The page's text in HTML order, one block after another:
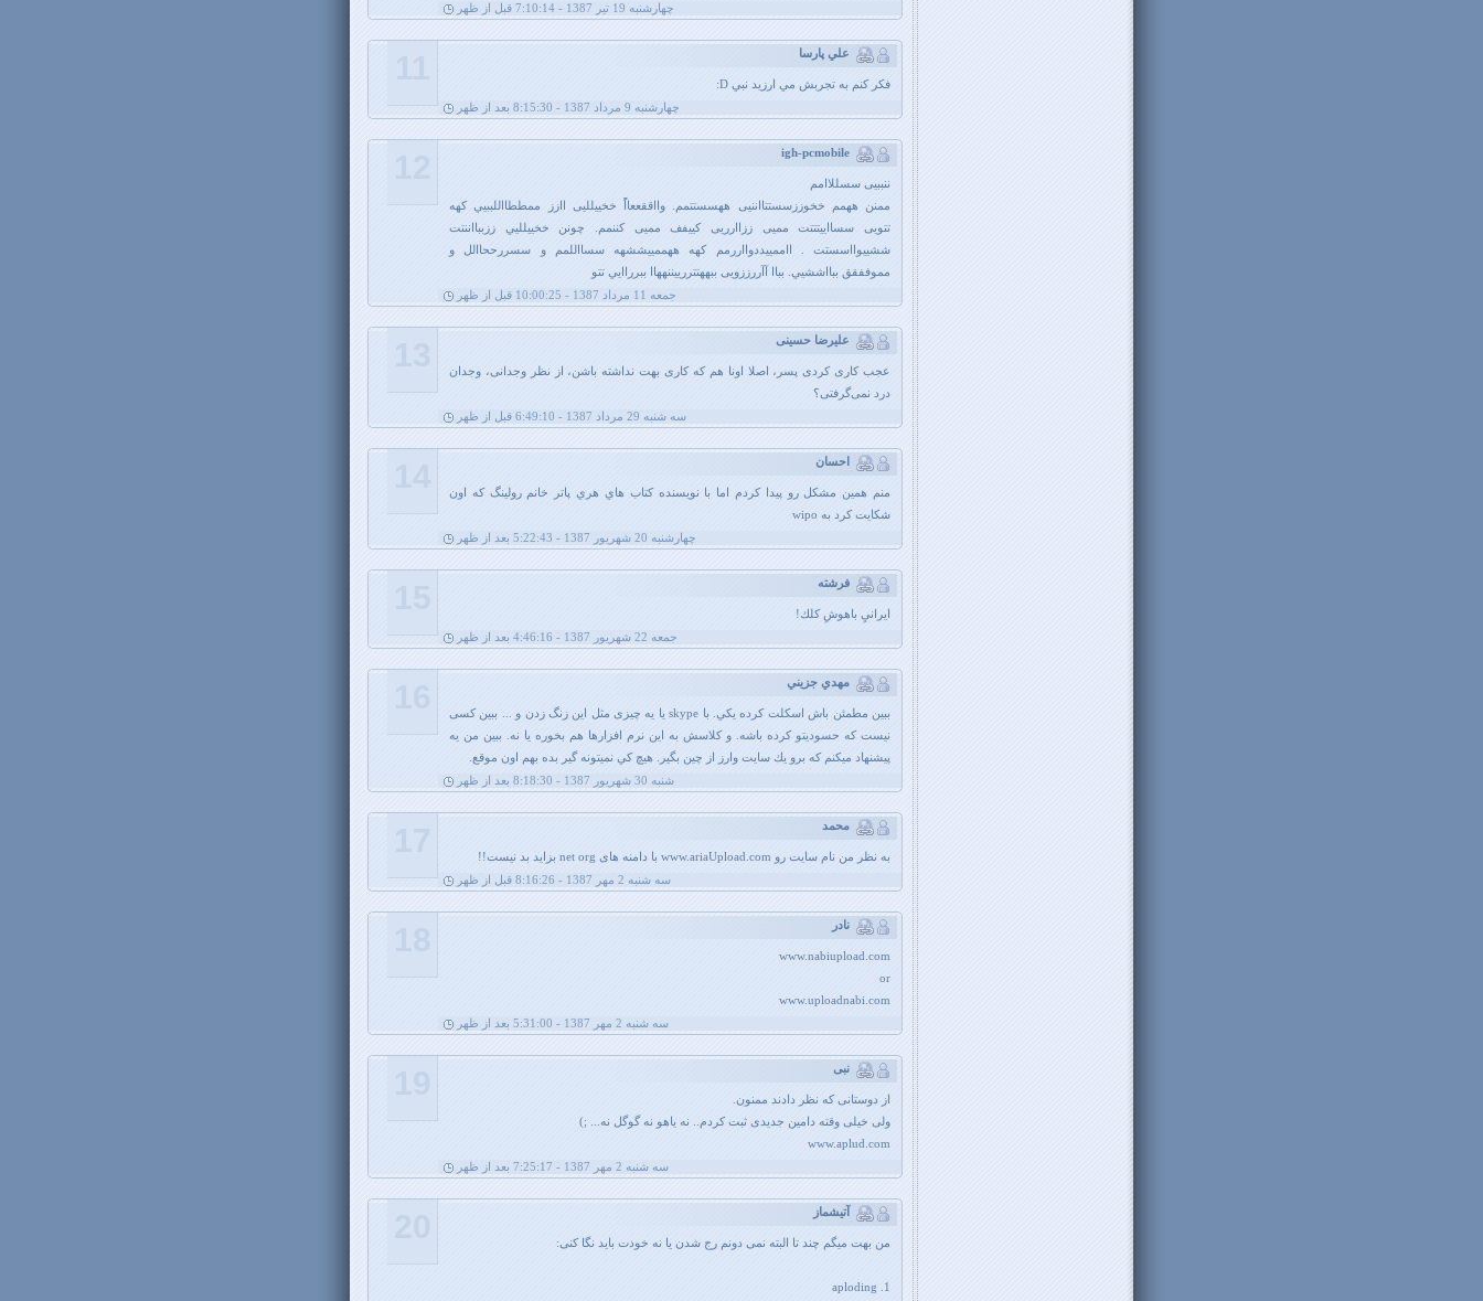
چهارشنبه 19 تیر 1387 - 7:10:14 قبل از ظهر
علي پارسا
فكر كنم به تجربش مي ارزيد نبي D:
چهارشنبه 9 مرداد 1387 - 8:15:30 بعد از ظهر
ننببيی سسللاامم
ممنن ههمم خخوززسستتااننيی ههسستتمم. وااققععااًً خخيیلليی اازز ممططااللببیي کهه
تتويی سساايیتتتت مميی ززاارريی کيیفف مميی کننمم. چونن خخيیللیي ززببااننتت
ششيیوااسستت . اامميیددوااررمم کهه ههمميیششهه سسااللمم و سسررححاالل و
مموففقق ببااششیي. بباا آآررززويی ببههتترريیننههاا ببرراایي تتو
جمعه 11 مرداد 1387 - 10:00:25 قبل از ظهر
علیرضا حسینی
عجب کاری کردی پسر، اصلا اونا هم که کاری بهت نداشته باشن، از نظر وجدانی، وجدان
درد نمی‌گرفتی؟
سه شنبه 29 مرداد 1387 - 6:49:10 قبل از ظهر
احسان
منم همين مشكل رو پيدا كردم اما با نويسنده كتاب هاي هري پاتر خانم رولينگ كه اون
شكايت كرد به wipo
چهارشنبه 20 شهریور 1387 - 5:22:43 بعد از ظهر
فرشته
ايرانيِ باهوشِ كلك!
جمعه 22 شهریور 1387 - 4:46:16 بعد از ظهر
مهدي جزيني
ببين مطمئن باش اسكلت كرده يكي. با skype یا یه چیزی مثل این زنگ زدن و ... ببین کسی
نیست که حسودیتو کرده باشه. و کلاسش به اين نرم افزارها هم بخوره يا نه. ببين من يه
پيشنهاد ميكنم كه برو يك سايت وارز از چين بگير. هيچ كي نميتونه گير بده بهم اون موقع.
شنبه 30 شهریور 1387 - 8:18:30 بعد از ظهر
محمد
به نظر من نام سایت رو www.ariaUpload.com با دامنه های net org بزاید بد نیست!!
سه شنبه 2 مهر 1387 - 8:16:26 قبل از ظهر
نادر
www.nabiupload.com
or
www.uploadnabi.com
سه شنبه 2 مهر 1387 - 5:31:00 بعد از ظهر
نبی
از دوستانی که نظر دادند ممنون.
ولی خیلی وقته دامین جدیدی ثبت کردم.. نه یاهو نه گوگل نه... ;)
www.aplud.com
سه شنبه 2 مهر 1387 - 7:25:17 بعد از ظهر
آتیشماز
من بهت میگم چند تا البته نمی دونم رج شدن یا نه خودت باید نگا کنی:
1. aploding